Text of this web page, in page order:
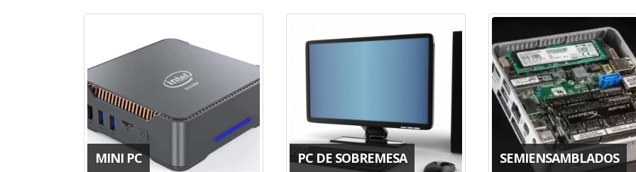
MINI PC PC DE SOBREMESA SEMIENSAMBLADOS